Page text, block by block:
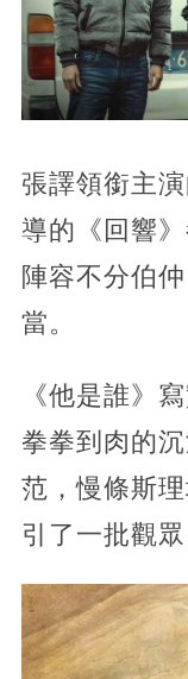
張譯領銜主
導的《回響
陣容不分伯
當。
《他是誰》
拳拳到肉的
范，慢條斯
引了一批觀眾